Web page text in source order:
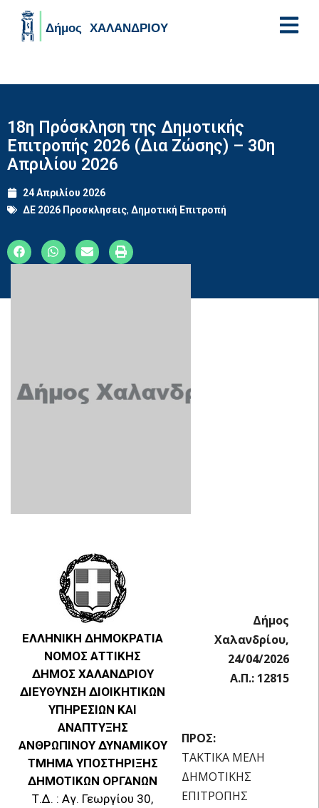
18η Πρόσκληση της Δημοτικής
Επιτροπής 2026 (Δια Ζώσης) – 30η
Απριλίου 2026
24 Απριλίου 2026
ΔΕ 2026 Προσκλησεις, Δημοτική Επιτροπή
ΕΛΛΗΝΙΚΗ ΔΗΜΟΚΡΑΤΙΑ
ΝΟΜΟΣ ΑΤΤΙΚΗΣ
ΔΗΜΟΣ ΧΑΛΑΝΔΡΙΟΥ
ΔΙΕΥΘΥΝΣΗ ΔΙΟΙΚΗΤΙΚΩΝ
ΥΠΗΡΕΣΙΩΝ ΚΑΙ
ΑΝΑΠΤΥΞΗΣ
ΑΝΘΡΩΠΙΝΟΥ ΔΥΝΑΜΙΚΟΥ
ΤΜΗΜΑ ΥΠΟΣΤΗΡΙΞΗΣ
ΔΗΜΟΤΙΚΩΝ ΟΡΓΑΝΩΝ
Τ.Δ. : Αγ. Γεωργίου 30,
Δήμος
Χαλανδρίου,
24/04/2026
Α.Π.: 12815
ΠΡΟΣ:
ΤΑΚΤΙΚΑ ΜΕΛΗ
ΔΗΜΟΤΙΚΗΣ
ΕΠΙΤΡΟΠΗΣ